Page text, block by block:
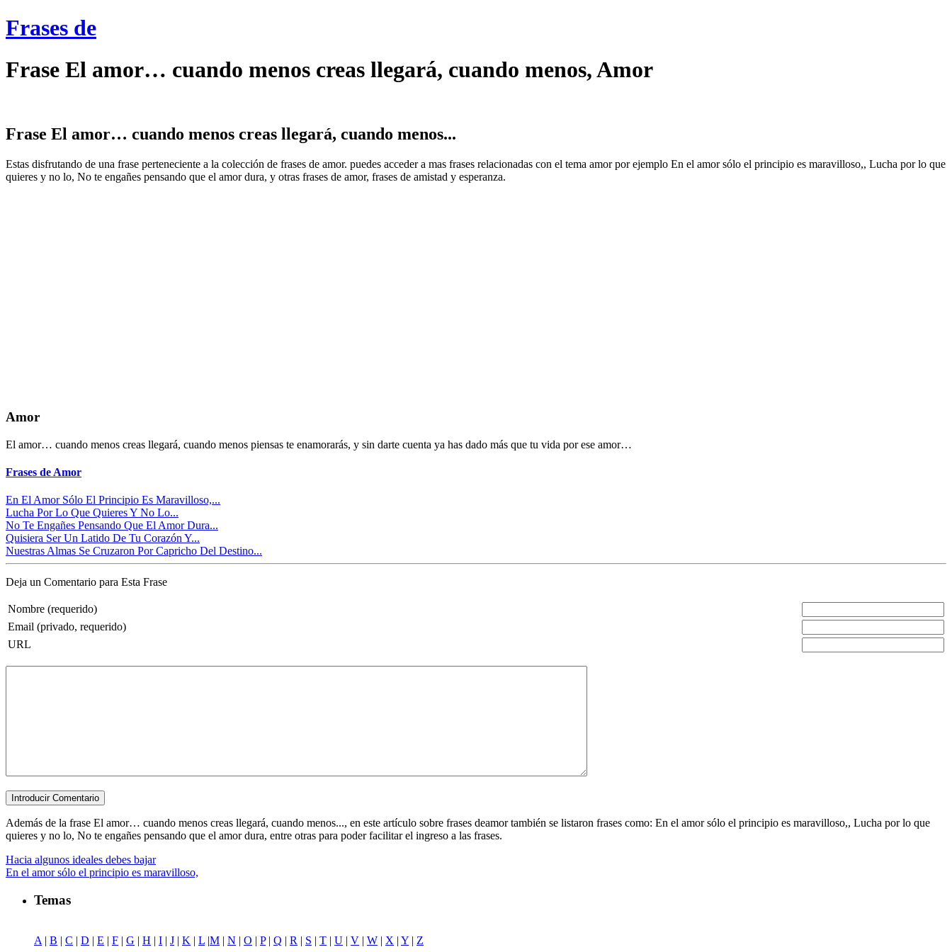
Frases de
Frase El amor… cuando menos creas llegará, cuando menos, Amor
Frase El amor… cuando menos creas llegará, cuando menos...
Estas disfrutando de una frase perteneciente a la colección de frases de amor. puedes acceder a mas frases relacionadas con el tema amor por ejemplo En el amor sólo el principio es maravilloso,, Lucha por lo que
quieres y no lo, No te engañes pensando que el amor dura, y otras frases de amor, frases de amistad y esperanza.
Amor
El amor… cuando menos creas llegará, cuando menos piensas te enamorarás, y sin darte cuenta ya has dado más que tu vida por ese amor…
Frases de Amor
En El Amor Sólo El Principio Es Maravilloso,...
Lucha Por Lo Que Quieres Y No Lo...
No Te Engañes Pensando Que El Amor Dura...
Quisiera Ser Un Latido De Tu Corazón Y...
Nuestras Almas Se Cruzaron Por Capricho Del Destino...
Deja un Comentario para Esta Frase
Nombre (requerido)
Email (privado, requerido)
URL
Además de la frase El amor… cuando menos creas llegará, cuando menos..., en este artículo sobre frases deamor también se listaron frases como: En el amor sólo el principio es maravilloso,, Lucha por lo que
quieres y no lo, No te engañes pensando que el amor dura, entre otras para poder facilitar el ingreso a las frases.
Hacia algunos ideales debes bajar
En el amor sólo el principio es maravilloso,
Temas
A | B | C | D | E | F | G | H | I | J | K | L |M | N | O | P| Q | R | S | T | U | V | W | X | Y | Z